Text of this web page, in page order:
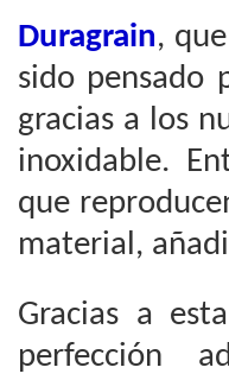
Duragrain,
sido pensado
gracias a los
inoxidable.
que
material,
Gracias a
perfección